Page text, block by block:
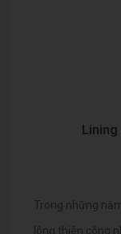
Trong những
lông thiên công